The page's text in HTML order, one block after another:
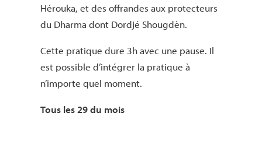
Hérouka, et des offrandes aux protecteurs
du Dharma dont Dordjé Shougdèn.
Cette pratique dure 3h avec une pause. Il
est possible d’intégrer la pratique à
n’importe quel moment.
Tous les 29 du mois